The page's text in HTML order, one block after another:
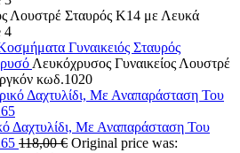
Γυναικειός Σταυρός
Λευκόχρυσος Γυναικείος Λουστρέ
κωδ.1020
Δαχτυλίδι, Με Αναπαράσταση Του
118,00€ Original price was: